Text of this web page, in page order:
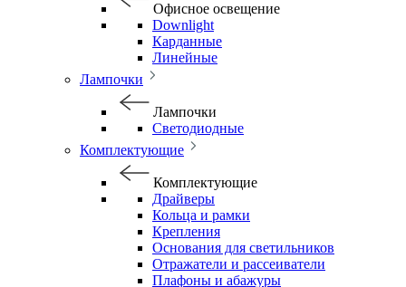
Офисное освещение
Downlight
Карданные
Линейные
Лампочки
Лампочки
Светодиодные
Комплектующие
Комплектующие
Драйверы
Кольца и рамки
Крепления
Основания для светильников
Отражатели и рассеиватели
Плафоны и абажуры